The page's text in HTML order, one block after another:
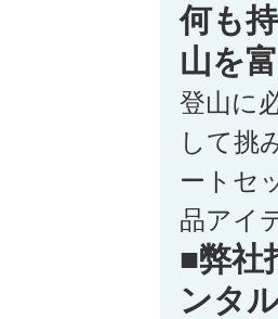
何も
山を
登山に
して挑
ートセ
品アイ
■弊社
ンタ